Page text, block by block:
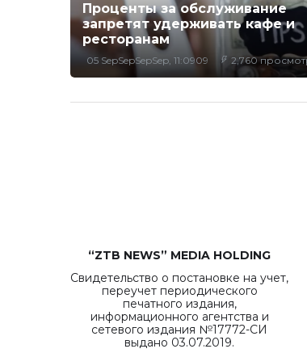
Проценты за обслуживание
запретят удерживать кафе и
ресторанам
05 SepSepSepSep, 11:0909 2,760
“ZTB NEWS” MEDIA HOLDING
Свидетельство о постановке на учет,
переучет периодического
печатного издания,
информационного агентства и
сетевого издания №17772-СИ
выдано 03.07.2019.